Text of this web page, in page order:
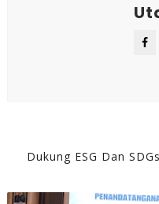
Dukung ESG Dan